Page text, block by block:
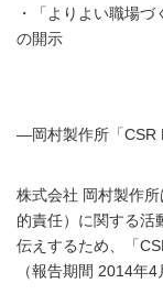
・「よりよい職場
の開示
―岡村製作所「
株式会社 岡村製作
的責任）に関する活
伝えするため、「
（報告期間 2014年4